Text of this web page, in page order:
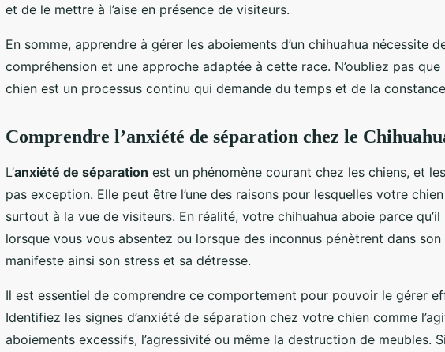
et de le mettre à l’aise en présence de visiteurs.
En somme, apprendre à gérer les aboiements d’un chihuahua nécessite
compréhension et une approche adaptée à cette race. N’oubliez pas que
chien est un processus continu qui demande du temps et de la
Comprendre l’anxiété de séparation chez le
L’anxiété de séparation est un phénomène courant chez les chiens, et
pas exception. Elle peut être l’une des raisons pour lesquelles votre
surtout à la vue de visiteurs. En réalité, votre chihuahua aboie parce qu’il
lorsque vous vous absentez ou lorsque des inconnus pénètrent dans
manifeste ainsi son stress et sa détresse.
Il est essentiel de comprendre ce comportement pour pouvoir le gérer
Identifiez les signes d’anxiété de séparation chez votre chien comme
aboiements excessifs, l’agressivité ou même la destruction de meubles.